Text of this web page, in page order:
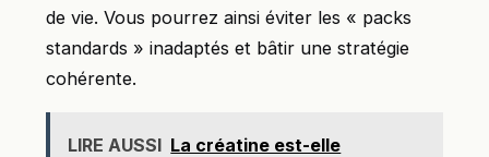
de vie. Vous pourrez ainsi éviter les « packs
standards » inadaptés et bâtir une stratégie
cohérente.
LIRE AUSSI La créatine est-elle